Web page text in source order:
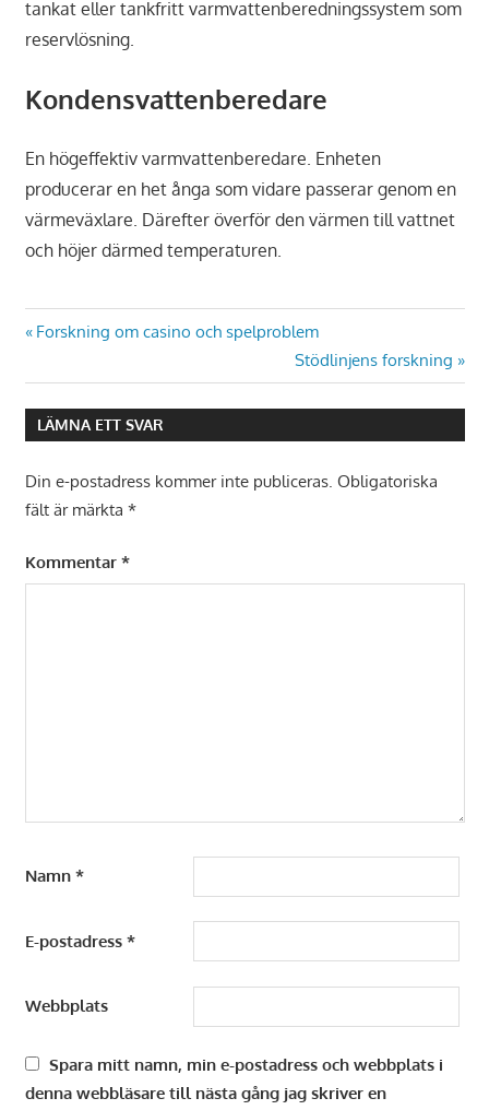
tankat eller tankfritt varmvattenberedningssystem som
reservlösning.
Kondensvattenberedare
En högeffektiv varmvattenberedare. Enheten
producerar en het ånga som vidare passerar genom en
värmeväxlare. Därefter överför den värmen till vattnet
och höjer därmed temperaturen.
Inläggsnavigering
Föregående
Forskning om casino och spelproblem
Nästa
inlägg:
Stödlinjens forskning
LÄMNA ETT SVAR
Din e-postadress kommer inte publiceras. Obligatoriska
fält är märkta *
Kommentar *
Namn *
E-postadress *
Webbplats
Spara mitt namn, min e-postadress och webbplats i
denna webbläsare till nästa gång jag skriver en